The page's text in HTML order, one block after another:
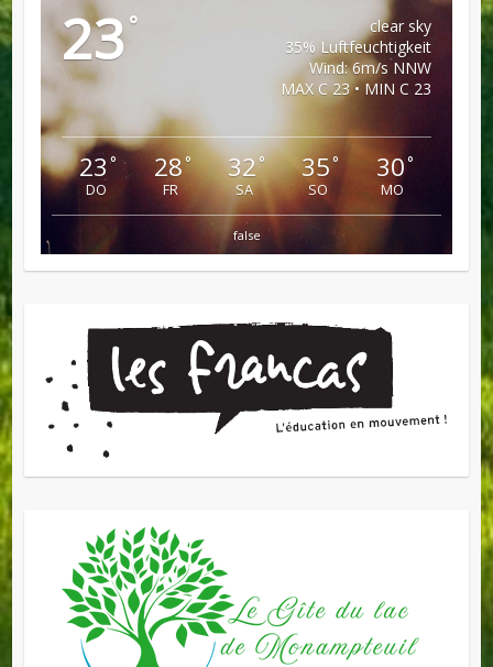
23°
clear sky
35% Luftfeuchtigkeit
Wind: 6m/s NNW
MAX C 23 • MIN C 23
23 °
DO
28°
FR
32°
SA
35°
SO
30°
MO
false